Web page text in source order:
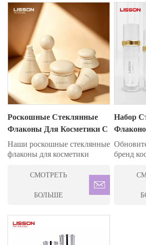
Роскошные Стеклянные
Флаконы Для Косметики С
Золотой Отделкой
Наши роскошные стеклянные
флаконы для косметики
дизайном и золотыми
подходящими для средств по
парфюмерии. Доступны в
различных объёмах: 40 мл,
100 мл и 120 мл.
СМОТРЕТЬ
БОЛЬШЕ
Набор
Уходу
бренд
и